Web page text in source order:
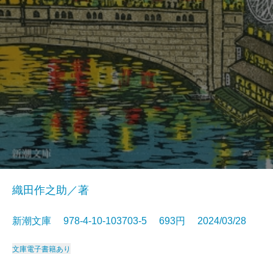
織田作之助／著
新潮文庫 978-4-10-103703-5 693円 2024/03/28
文庫電子書籍あり